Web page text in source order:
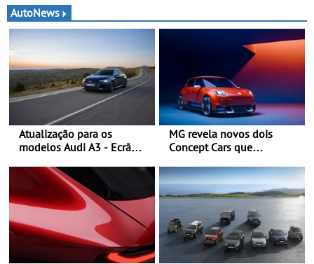
AutoNews
Atualização para os
modelos Audi A3 - Ecrã
condução adaptativo plus,
estacion. assistido e
assistente de marcha-atrás
MG revela novos dois
Concept Cars que
desportiva com tecnologia
avançada - No Goodwood
Festival of Speed 2026